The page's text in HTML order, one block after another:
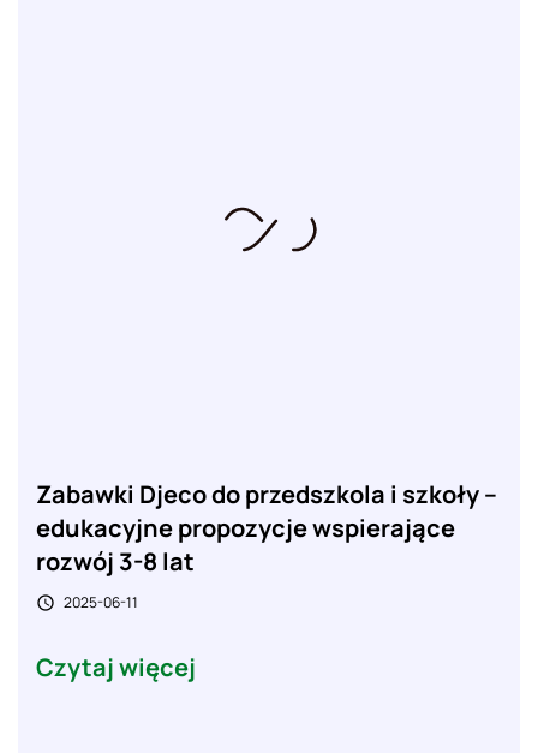
Zabawki Djeco do przedszkola i szkoły –
edukacyjne propozycje wspierające
rozwój 3-8 lat
 2025-06-11
Czytaj więcej